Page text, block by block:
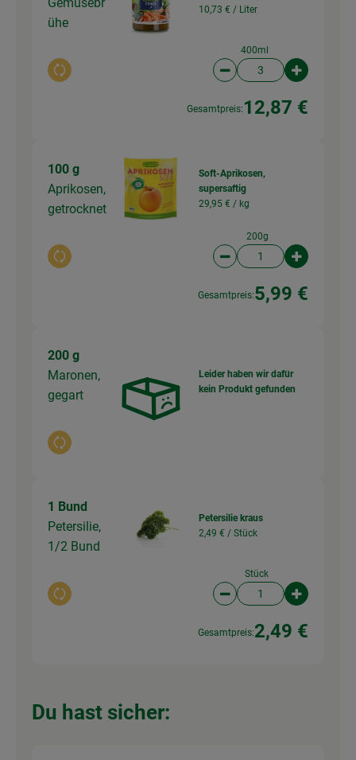
ühe
Auswahl ändern
10,73 € / Liter
400ml
Artikelanzahl
Gesamtpreis: 12,87 €
100 g
Aprikosen,
getrocknet
Auswahl ändern
Soft-Aprikosen,
supersaftig
29,95 € / kg
200g
Artikelanzahl
Gesamtpreis:5,99 €
200 g
Maronen,
gegart
Auswahl ändern
Leider haben wir dafür
kein Produkt gefunden
1 Bund
Petersilie,
1/2 Bund
Auswahl ändern
Petersilie kraus
2,49 € / Stück
Stück
Artikelanzahl
Gesamtpreis:2,49 €
Du hast sicher: